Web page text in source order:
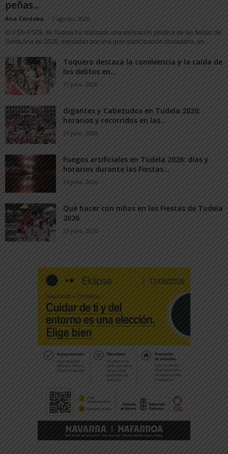
peñas...
Ana Córdoba - 1 agosto, 2026
El PSN-PSOE de Tudela ha realizado una valoración positiva de las fiestas de
Santa Ana de 2026, marcadas por una gran participación ciudadana, un...
Toquero destaca la convivencia y la caída de
los delitos en...
31 julio, 2026
Gigantes y Cabezudos en Tudela 2026:
horarios y recorridos en las...
25 julio, 2026
Fuegos artificiales en Tudela 2026: días y
horarios durante las Fiestas...
24 julio, 2026
Qué hacer con niños en las Fiestas de Tudela
2026
23 julio, 2026